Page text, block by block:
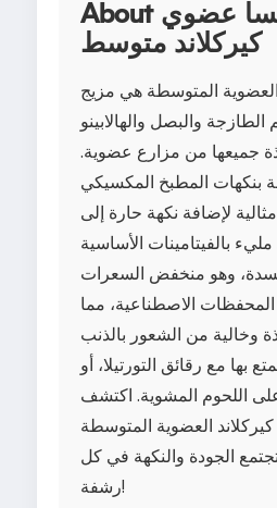
About سالسا عضوي
كيركلاند متوسط
المتوسطة هي مزيج
والبصل والهالابينو
جميعها من مزارع عضوية.
بنكهات المطبخ المكسيكي
مثالية لإضافة نكهة حارة إلى
بالفيتامينات الأساسية
وهو منخفض السعرات
الاصطناعية، مما
وخالية من الشعور بالذنب
بها مع رقائق التورتيلا، أو
اللحوم المشوية. اكتشف
العضوية المتوسطة
الجودة والنكهة في كل
رشفة!